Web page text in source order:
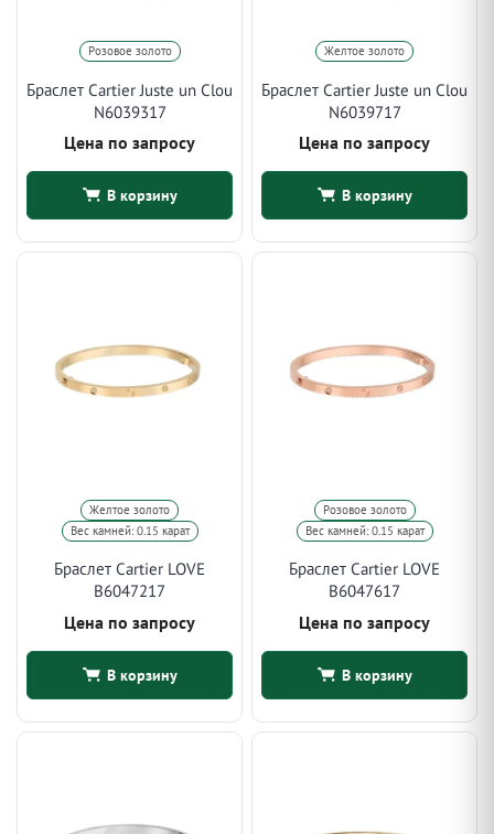
Розовое золото
Браслет Cartier Juste un Clou
N6039317
Цена по запросу
В корзину
Желтое золото
Браслет Cartier Juste un Clou
N6039717
Цена по запросу
В корзину
Желтое золото
Вес камней: 0.15 карат
Браслет Cartier LOVE
B6047217
Цена по запросу
В корзину
Розовое золото
Вес камней: 0.15 карат
Браслет Cartier LOVE
B6047617
Цена по запросу
В корзину